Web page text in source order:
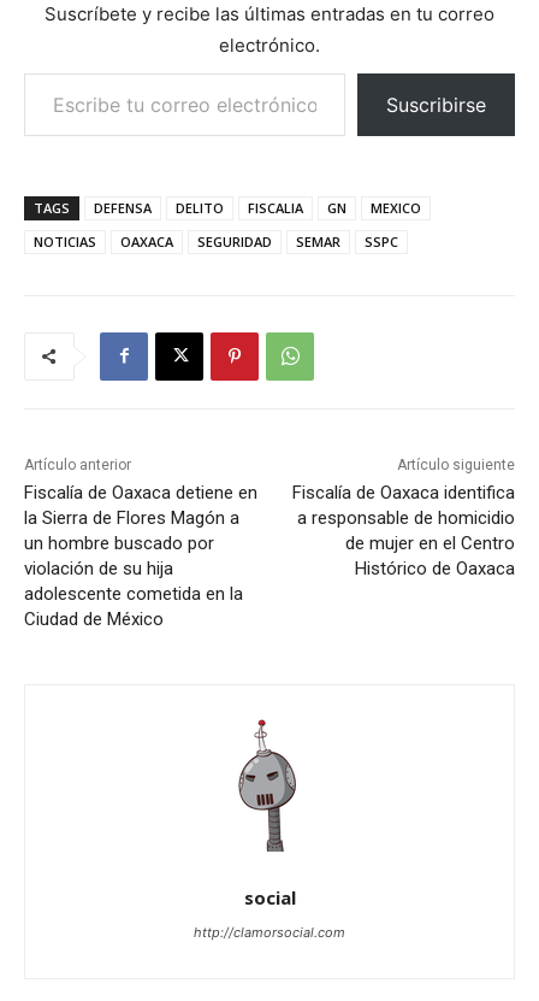
Suscríbete y recibe las últimas entradas en tu correo
electrónico.
Escribe tu correo electrónico…
Suscribirse
TAGS DEFENSA DELITO FISCALIA GN
MEXICO
NOTICIAS
OAXACA SEGURIDAD SEMAR SSPC
Artículo anterior
Fiscalía de Oaxaca detiene en
la Sierra de Flores Magón a
un hombre buscado por
violación de su hija
adolescente cometida en la
Ciudad de México
Artículo siguiente
Fiscalía de Oaxaca identifica
a responsable de homicidio
de mujer en el Centro
Histórico de Oaxaca
social
http://clamorsocial.com